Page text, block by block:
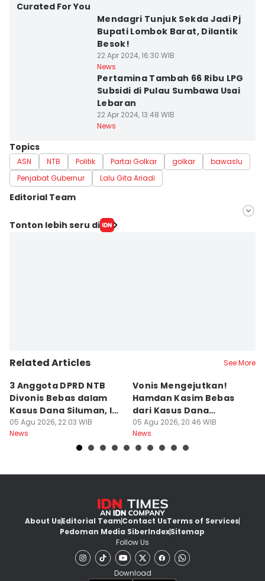
Curated For You
Mendagri Tunjuk Sekda Jadi Pj
Bupati Lombok Barat, Dilantik
Besok!
22 Apr 2024, 16:30 WIB
News
Pertamina Tambah 66 Ribu LPG
Subsidi di Pulau Sumbawa Usai
Lebaran
22 Apr 2024, 13:48 WIB
News
Topics
ASN NTB Politik Partai Golkar golkar
bawaslu
Penjabat Gubernur
Lalu Gita Ariadi
Editorial Team
Editor
Tonton lebih seru di
Related Articles See More
3 Anggota DPRD NTB
Divonis Bebas dalam
Kasus Dana Siluman, Ini
Respons JPU
05 Agu 2026, 22:03 WIB
News
Vonis Mengejutkan!
Hamdan Kasim Bebas
dari Kasus Dana
Siluman DPRD NTB
05 Agu 2026, 20:46 WIB
News
About UsEditorial TeamContact UsTerms of Services
Pedoman Media SiberIndexSitemap
Follow Us
Download